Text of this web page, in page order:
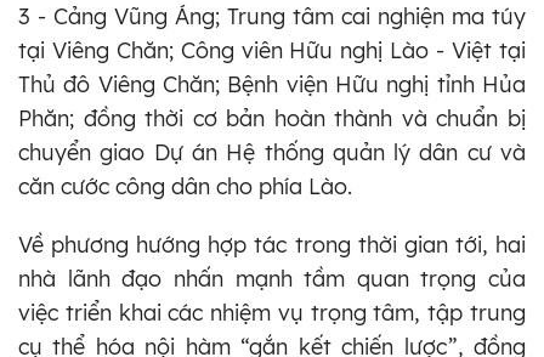
3 - Cảng Vũng Áng; Trung tâm cai nghiện ma túy
tại Viêng Chăn; Công viên Hữu nghị Lào - Việt tại
Thủ đô Viêng Chăn; Bệnh viện Hữu nghị tỉnh Hủa
Phăn; đồng thời cơ bản hoàn thành và chuẩn bị
chuyển giao Dự án Hệ thống quản lý dân cư và
căn cước công dân cho phía Lào.
Về phương hướng hợp tác trong thời gian tới, hai
nhà lãnh đạo nhấn mạnh tầm quan trọng của
việc triển khai các nhiệm vụ trọng tâm, tập trung
cụ thể hóa nội hàm “gắn kết chiến lược”, đồng